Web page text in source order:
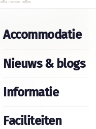
Accommodatie
Nieuws & blogs
Informatie
Faciliteiten
28 juli zijn wij
60 km tour.